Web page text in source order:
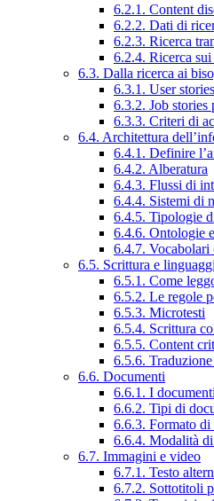
6.2.1. Content
6.2.2. Dati di
6.2.3. Ricerca
6.2.4. Ricerca
6.3. Dalla ricerca ai
6.3.1. User
6.3.2. Job stories
6.3.3. Criteri di
6.4. Architettura
6.4.1. Definire
6.4.2. Alberatura
6.4.3. Flussi di
6.4.4. Sistemi di
6.4.5. Tipologie
6.4.6. Ontologie
6.4.7. Vocabolari
6.5. Scrittura e
6.5.1. Come
6.5.2. Le regole
6.5.3. Microtesti
6.5.4. Scrittura
6.5.5. Content
6.5.6.
6.6. Documenti
6.6.1. I
6.6.2. Tipi di
6.6.3. Formato
6.6.4. Modalità
6.7. Immagini e video
6.7.1. Testo
6.7.2. Sottotitoli